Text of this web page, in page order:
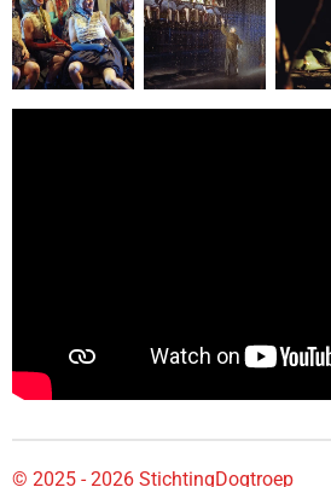
© 2025 - 2026 StichtingDogtroep